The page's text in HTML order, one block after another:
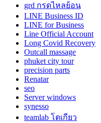
grd กรดไหลย้อน
LINE Business ID
LINE for Business
Line Official Account
Long Covid Recovery
Outcall massage
phuket city tour
precision parts
Renatar
seo
Server windows
synesso
teamlab โตเกียว